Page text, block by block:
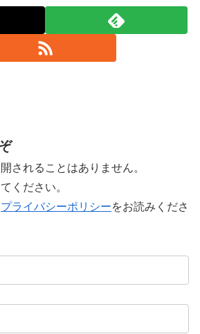
されることはありません。
ください。
プライバシーポリシーをお読みくださ